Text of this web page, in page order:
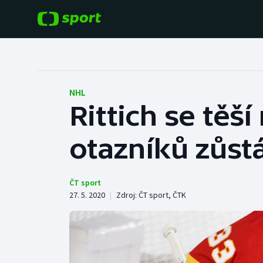
Hokej
Tenis
Cyklistika
Baseball a softbal
Basketbal
Boby a skeleton
NHL
Rittich se těší
otazníků
ČT sport
27. 5. 2020 | Zdroj: ČT sport, ČTK